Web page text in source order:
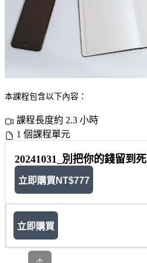
本課程包含以下內容：
課程長度約 2.3 小時
1 個課程單元
20241031_別把你的錢留到死
立即購買 NT$777
立即購買